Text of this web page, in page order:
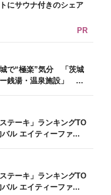
にサウナ付きのシェア
PR
で“極楽”気分 「茨城
銭湯・温泉施設」 1
テーキ」ランキングTO
ル エイティーファ...
テーキ」ランキングTO
ル エイティーファ...